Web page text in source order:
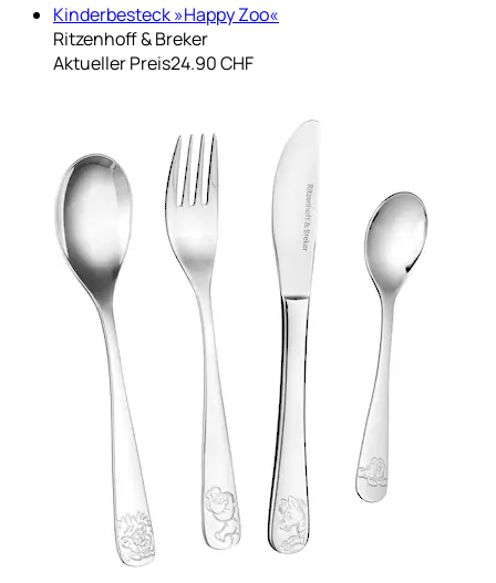
Kinderbesteck »Happy Zoo«
Ritzenhoff & Breker
Aktueller Preis24.90 CHF